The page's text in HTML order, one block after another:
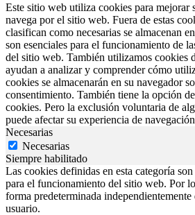
Este sitio web utiliza cookies para mejorar
navega por el sitio web. Fuera de estas
clasifican como necesarias se almacenan
son esenciales para el funcionamiento de
del sitio web. También utilizamos cookies
ayudan a analizar y comprender cómo
cookies se almacenarán en su navegador
consentimiento. También tiene la opción
cookies. Pero la exclusión voluntaria de
puede afectar su experiencia de
Necesarias
Necesarias
Siempre habilitado
Las cookies definidas en esta categoría
para el funcionamiento del sitio web. Por
forma predeterminada
usuario.